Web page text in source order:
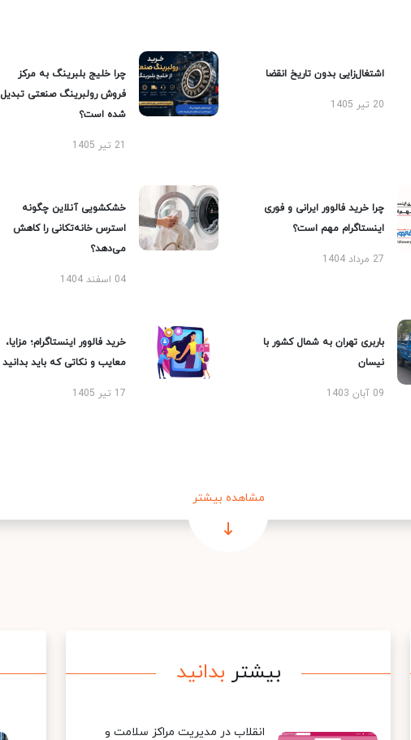
اشتغال‌زایی بدون تاریخ انقضا
20 تیر 1405
چرا خلیج بلبرینگ به مرکز
فروش رولبرینگ صنعتی تبدیل
شده است؟
21 تیر 1405
چرا خرید فالوور ایرانی و فوری
اینستاگرام مهم است؟
27 مرداد 1404
خشکشویی آنلاین چگونه
استرس خانه‌تکانی را کاهش
می‌دهد؟
04 اسفند 1404
باربری تهران به شمال کشور با
نیسان
09 آبان 1403
خرید فالوور اینستاگرام؛ مزایا،
معایب و نکاتی که باید بدانید
17 تیر 1405
مشاهده بیشتر
بیشتر بدانید
انقلاب در مدیریت مراکز سلامت و